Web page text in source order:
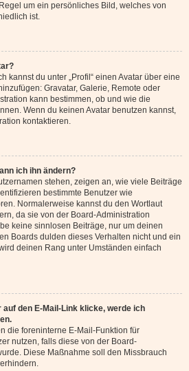
um ein persönliches Bild, welches von
ist.
kannst du unter „Profil“ einen Avatar über eine
Gravatar, Galerie, Remote oder
kann bestimmen, ob und wie die
Wenn du keinen Avatar benutzen kannst,
kontaktieren.
ich ihn ändern?
stehen, zeigen an, wie viele Beiträge
bestimmte Benutzer wie
Normalerweise kannst du den Wortlaut
da sie von der Board-Administration
keine sinnlosen Beiträge, nur um deinen
Boards dulden dieses Verhalten nicht und ein
deinen Rang unter Umständen einfach
den E-Mail-Link klicke, werde ich
die foreninterne E-Mail-Funktion für
nutzen, falls diese von der Board-
Diese Maßnahme soll den Missbrauch